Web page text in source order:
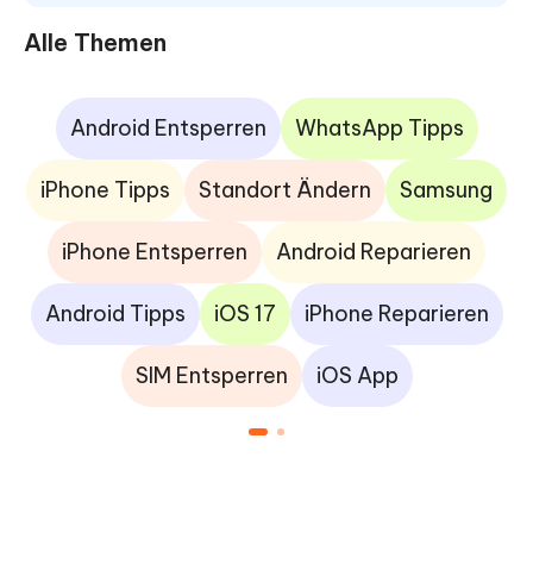
Alle Themen
Android Entsperren WhatsApp Tipps
iPhone Tipps Standort Ändern Samsung
iPhone Entsperren Android Reparieren
Android Tipps iOS 17 iPhone Reparieren
SIM Entsperren iOS App